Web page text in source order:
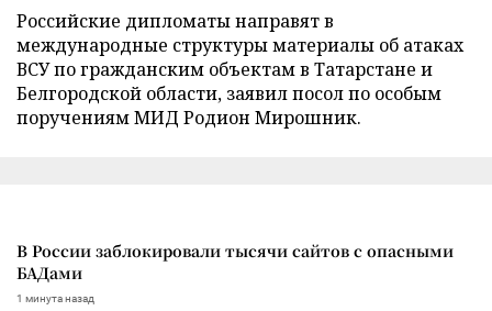
Российские дипломаты направят в
международные структуры материалы об атаках
ВСУ по гражданским объектам в Татарстане и
Белгородской области, заявил посол по особым
поручениям МИД Родион Мирошник.
В России заблокировали тысячи сайтов с опасными
БАДами
1 минута назад